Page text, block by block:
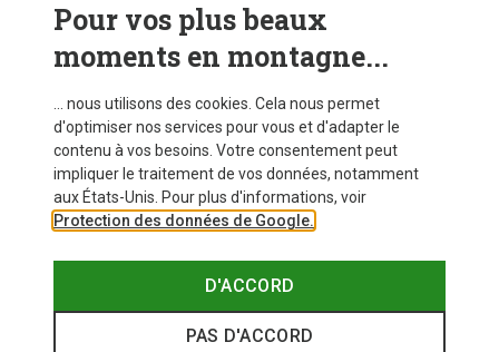
CRAMPONS
Pour vos plus beaux
moments en montagne...
... nous utilisons des cookies. Cela nous permet
d'optimiser nos services pour vous et d'adapter le
contenu à vos besoins. Votre consentement peut
impliquer le traitement de vos données, notamment
aux États-Unis. Pour plus d'informations, voir
Protection des données de Google.
D'ACCORD
PAS D'ACCORD